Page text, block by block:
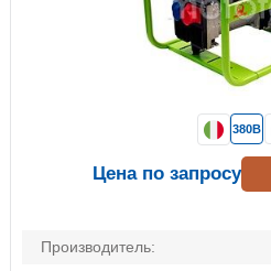
Производитель:
380В
Цена по запросу